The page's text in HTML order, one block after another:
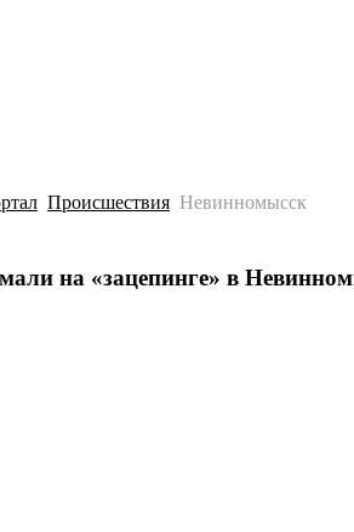
Происшествия Невинномысск
на «зацепинге» в